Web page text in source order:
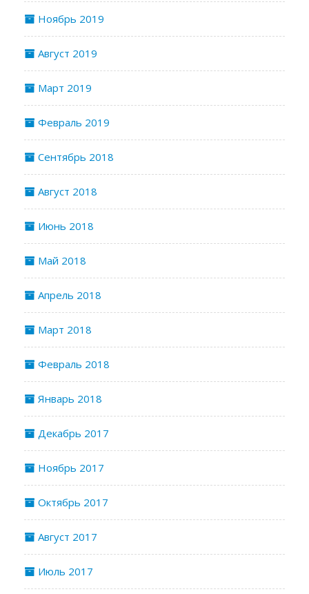
Ноябрь 2019
Август 2019
Март 2019
Февраль 2019
Сентябрь 2018
Август 2018
Июнь 2018
Май 2018
Апрель 2018
Март 2018
Февраль 2018
Январь 2018
Декабрь 2017
Ноябрь 2017
Октябрь 2017
Август 2017
Июль 2017